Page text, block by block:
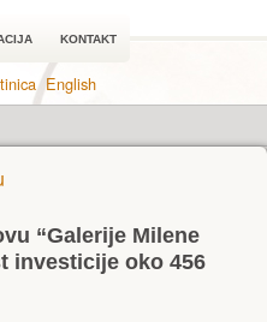
KONTAKT
English
“Galerije Milene
investicije oko 456